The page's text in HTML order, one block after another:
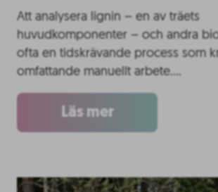
Att analysera lignin – en av träets
huvudkomponenter – och andra
ofta en tidskrävande process som
omfattande manuellt arbete….
Läs mer